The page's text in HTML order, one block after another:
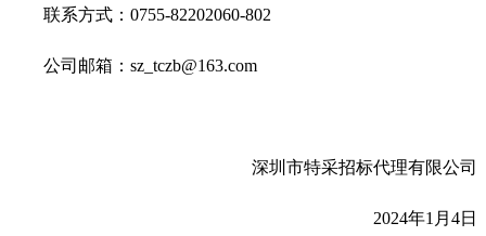
联系方式：0755-82202060-802
公司邮箱：sz_tczb@163.com
深圳市特采招标代理有限公司
2024年1月4日